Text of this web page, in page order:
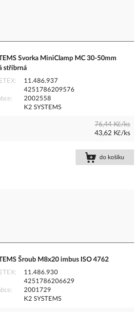
Svorka MiniClamp MC 30-50mm
stříbrná
11.486.937
4251786209576
2002558
K2 SYSTEMS
76,44 Kč/ks
43,62 Kč/ks
do košíku
Šroub M8x20 imbus ISO 4762
11.486.930
4251786206629
2001729
K2 SYSTEMS